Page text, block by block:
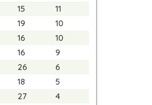
15
11
19
10
16
10
16
9
26
6
18
5
27
4